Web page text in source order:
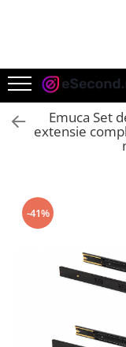
Auto Moto
Accesorii Auto
Anvelope & Jante
Intretinere &
Moto
Reparatii si
Trotinete electrice
Casa, Gradina &
Bucatarie & Servire
Emuca Set
extensie
-41%